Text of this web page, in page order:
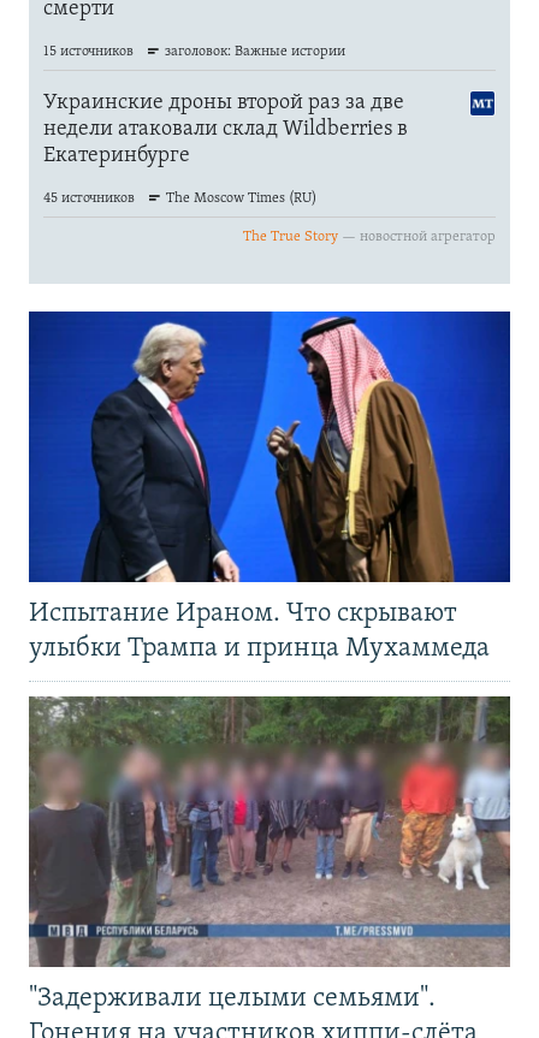
Испытание Ираном. Что скрывают
улыбки Трампа и принца Мухаммеда
"Задерживали целыми семьями".